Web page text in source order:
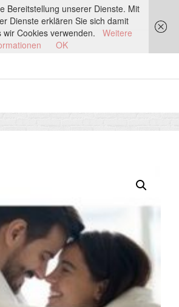
Bereitstellung unserer Dienste. Mit
Dienste erklären Sie sich damit
Cookies verwenden.
Weitere
OK